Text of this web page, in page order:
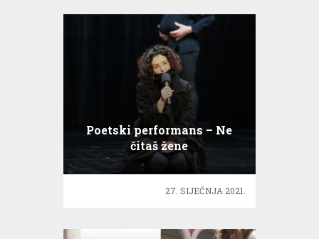
Poetski performans – Ne
čitaš žene
27. SIJEČNJA 2021.